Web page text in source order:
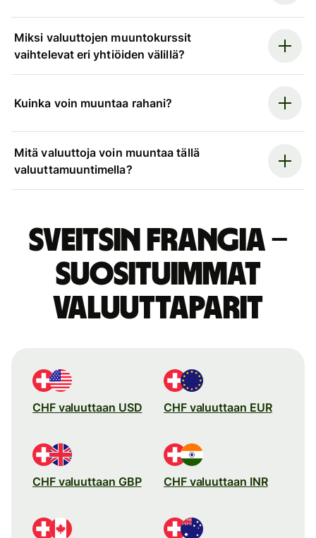
Miksi valuuttojen muuntokurssit
vaihtelevat eri yhtiöiden välillä?
Kuinka voin muuntaa rahani?
Mitä valuuttoja voin muuntaa tällä
valuuttamuuntimella?
Sveitsin frangia –
suosituimmat
valuuttaparit
CHF valuuttaan USD CHF valuuttaan EUR
CHF valuuttaan GBP CHF valuuttaan INR